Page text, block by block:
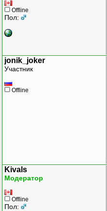
Offline
Пол:
jonik_joker
Участник
Offline
Kivals
Модератор
Offline
Пол: